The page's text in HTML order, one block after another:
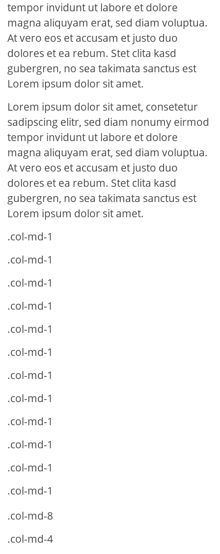
tempor invidunt ut labore et dolore
magna aliquyam erat, sed diam voluptua.
At vero eos et accusam et justo duo
dolores et ea rebum. Stet clita kasd
gubergren, no sea takimata sanctus est
Lorem ipsum dolor sit amet.
Lorem ipsum dolor sit amet, consetetur
sadipscing elitr, sed diam nonumy eirmod
tempor invidunt ut labore et dolore
magna aliquyam erat, sed diam voluptua.
At vero eos et accusam et justo duo
dolores et ea rebum. Stet clita kasd
gubergren, no sea takimata sanctus est
Lorem ipsum dolor sit amet.
.col-md-1
.col-md-1
.col-md-1
.col-md-1
.col-md-1
.col-md-1
.col-md-1
.col-md-1
.col-md-1
.col-md-1
.col-md-1
.col-md-1
.col-md-8
.col-md-4